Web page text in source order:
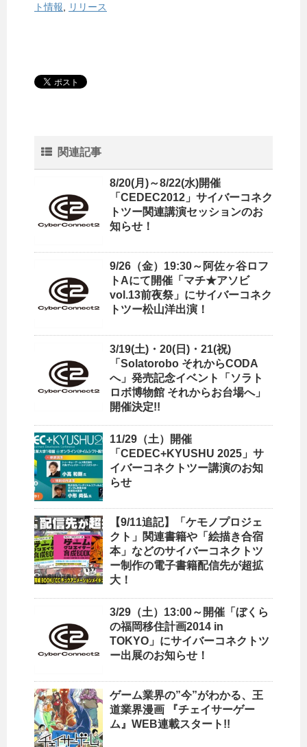
ト情報
リリース
関連記事
8/20(月)～8/22(水)開催
「CEDEC2012」サイバーコネク
トツー関連講演セッションのお
知らせ！
9/26（金）19:30～阿佐ヶ谷ロフ
トAにて開催「マチ★アソビ
vol.13前夜祭」にサイバーコネク
トツー松山洋出演！
3/19(土)・20(日)・21(祝)
「Solatorobo それからCODA
へ」発売記念イベント「ソラト
ロボ博物館 それからお台場へ」
開催決定!!
11/29（土）開催
「CEDEC+KYUSHU 2025」サ
イバーコネクトツー講演のお知
らせ
【9/11追記】「ケモノプロジェ
クト」関連書籍や「絵描き合宿
本」などのサイバーコネクトツ
ー制作の電子書籍配信先が超拡
大！
3/29（土）13:00～開催「ぼくら
の福岡移住計画2014 in
TOKYO」にサイバーコネクトツ
ー出展のお知らせ！
ゲーム業界の”今”がわかる、王
道業界漫画 『チェイサーゲー
ム』WEB連載スタート!!